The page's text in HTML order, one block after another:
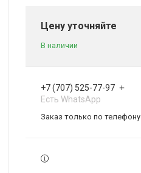
Цену уточняйте
В наличии
+7 (707) 525-77-97
Есть WhatsApp
Заказ только по телефону